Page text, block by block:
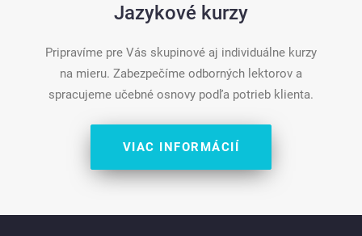
Jazykové kurzy
Pripravíme pre Vás skupinové aj individuálne kurzy
na mieru. Zabezpečíme odborných lektorov a
spracujeme učebné osnovy podľa potrieb klienta.
VIAC INFORMÁCIÍ